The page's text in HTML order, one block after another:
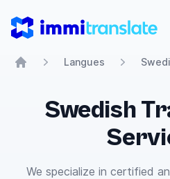
ImmiTranslate
Langues
Swedish
We specialize in certified